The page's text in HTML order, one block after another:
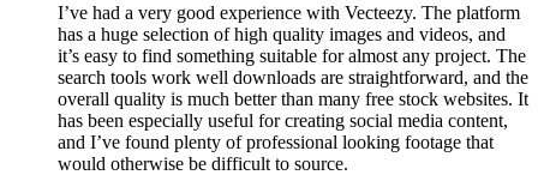
I’ve had a very good experience with Vecteezy. The platform
has a huge selection of high quality images and videos, and
it’s easy to find something suitable for almost any project. The
search tools work well downloads are straightforward, and the
overall quality is much better than many free stock websites. It
has been especially useful for creating social media content,
and I’ve found plenty of professional looking footage that
would otherwise be difficult to source.